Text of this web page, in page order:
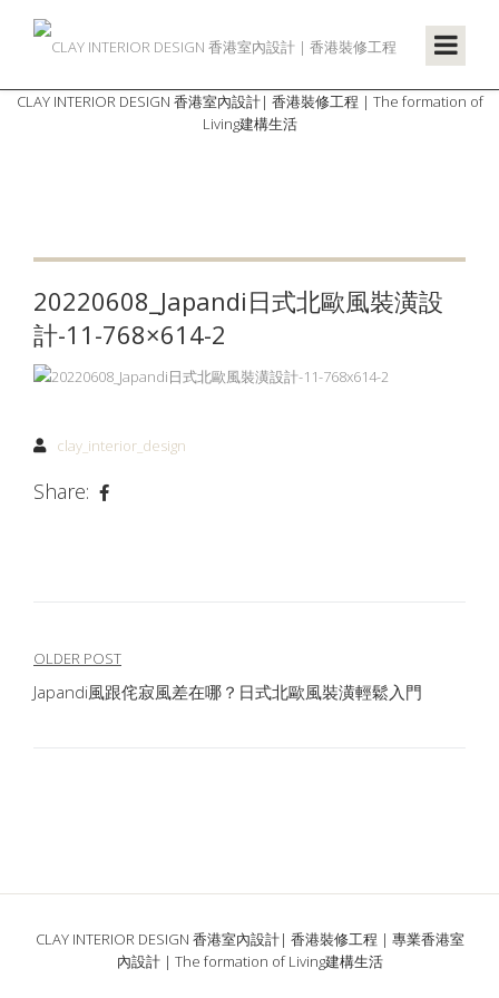
CLAY INTERIOR DESIGN 香港室內設計| 香港裝修工程 | The formation of
Living建構生活
20220608_Japandi日式北歐風裝潢設
計-11-768×614-2
clay_interior_design
Share:
文
章
OLDER POST
Japandi風跟侘寂風差在哪？日式北歐風裝潢輕鬆入門
CLAY INTERIOR DESIGN 香港室內設計| 香港裝修工程 | 專業香港室
內設計 | The formation of Living建構生活